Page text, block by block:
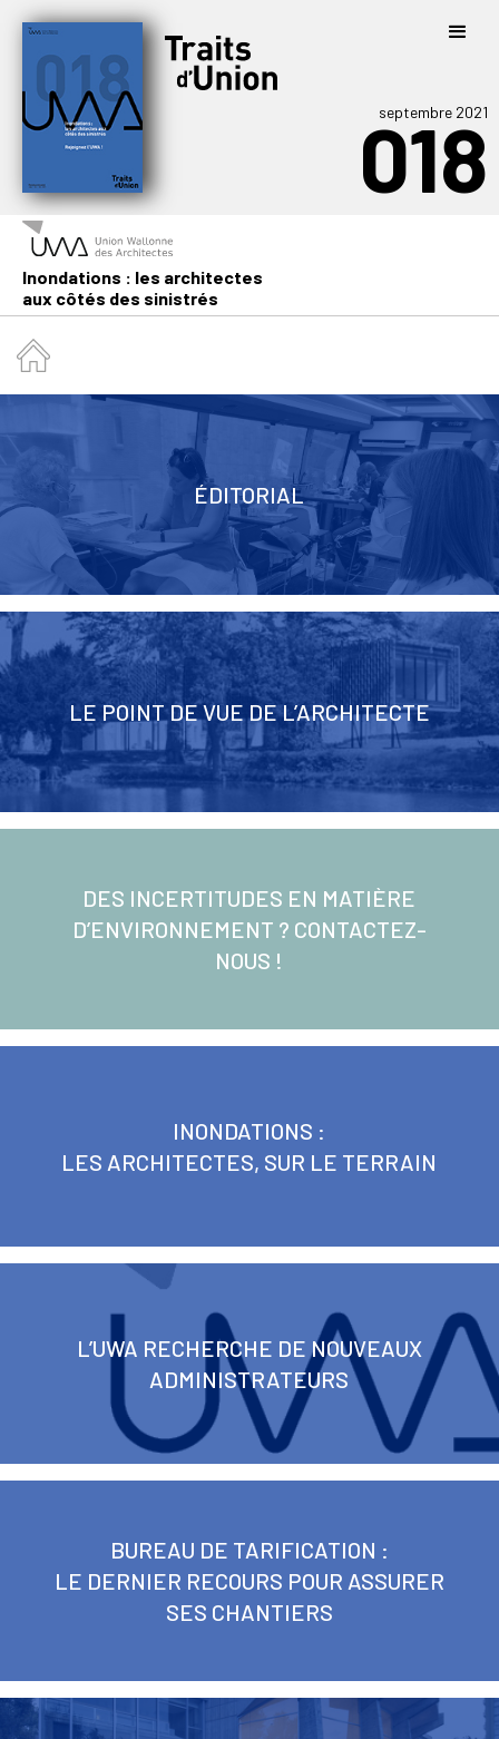
septembre 2021
018
Inondations : les architectes
aux côtés des sinistrés
ÉDITORIAL
LE POINT DE VUE DE L’ARCHITECTE
DES INCERTITUDES EN MATIÈRE
D’ENVIRONNEMENT ? CONTACTEZ-
NOUS !
INONDATIONS :
LES ARCHITECTES, SUR LE TERRAIN
L’UWA RECHERCHE DE NOUVEAUX
ADMINISTRATEURS
BUREAU DE TARIFICATION :
LE DERNIER RECOURS POUR ASSURER
SES CHANTIERS